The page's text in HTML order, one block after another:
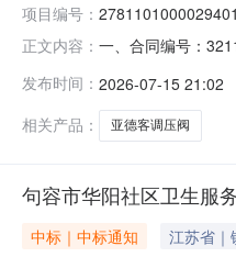
项目编号：
正文内容： 一、合同编号：
方）：达利来（江
发布时间： 2026-07-15 21:02
相关产品：
亚德客调压阀
句容市华阳社区卫生服
中标｜中标通知 江苏省｜